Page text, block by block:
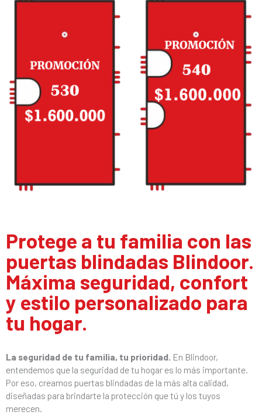
Protege a tu familia con las
puertas blindadas Blindoor.
Máxima seguridad, confort
y estilo personalizado para
tu hogar.
La seguridad de tu familia, tu prioridad. En Blindoor,
entendemos que la seguridad de tu hogar es lo más importante.
Por eso, creamos puertas blindadas de la más alta calidad,
diseñadas para brindarte la protección que tú y los tuyos
merecen.